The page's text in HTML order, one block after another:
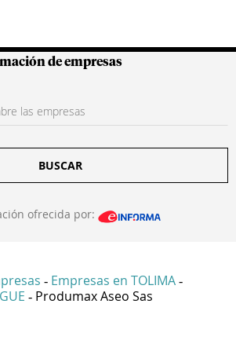
Colombianas
de empresas
BUSCAR
ofrecida por:
- Empresas en TOLIMA -
- Produmax Aseo Sas